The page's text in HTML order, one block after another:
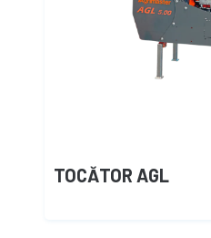
TOCĂTOR AGL